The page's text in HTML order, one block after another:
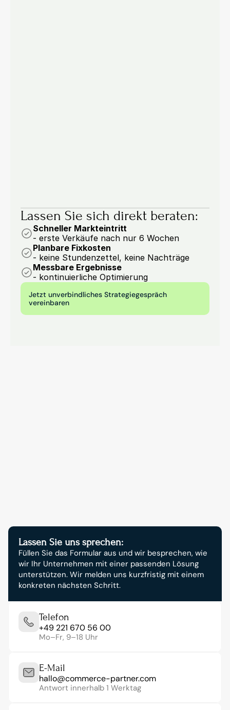
Lassen Sie sich direkt beraten:
Schneller Markteintritt
- erste Verkäufe nach nur 6 Wochen
Planbare Fixkosten
- keine Stundenzettel, keine Nachträge
Messbare Ergebnisse
- kontinuierliche Optimierung
Jetzt unverbindliches Strategiegespräch
vereinbaren
Lassen Sie uns sprechen:
Füllen Sie das Formular aus und wir besprechen, wie
wir Ihr Unternehmen mit einer passenden Lösung
unterstützen. Wir melden uns kurzfristig mit einem
konkreten nächsten Schritt.
Telefon
+49 221 670 56 00
Mo–Fr, 9–18 Uhr
E-Mail
hallo@commerce-partner.com
Antwort innerhalb 1 Werktag